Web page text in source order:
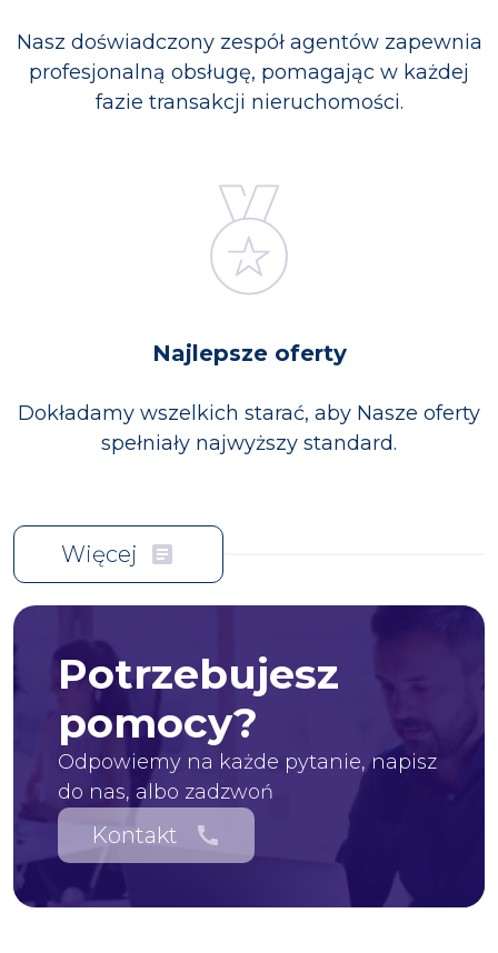
Nasz doświadczony zespół agentów zapewnia
profesjonalną obsługę, pomagając w każdej
fazie transakcji nieruchomości.
Najlepsze oferty
Dokładamy wszelkich starać, aby Nasze oferty
spełniały najwyższy standard.
Więcej article
Potrzebujesz
pomocy?
Odpowiemy na każde pytanie, napisz
do nas, albo zadzwoń
Kontakt call